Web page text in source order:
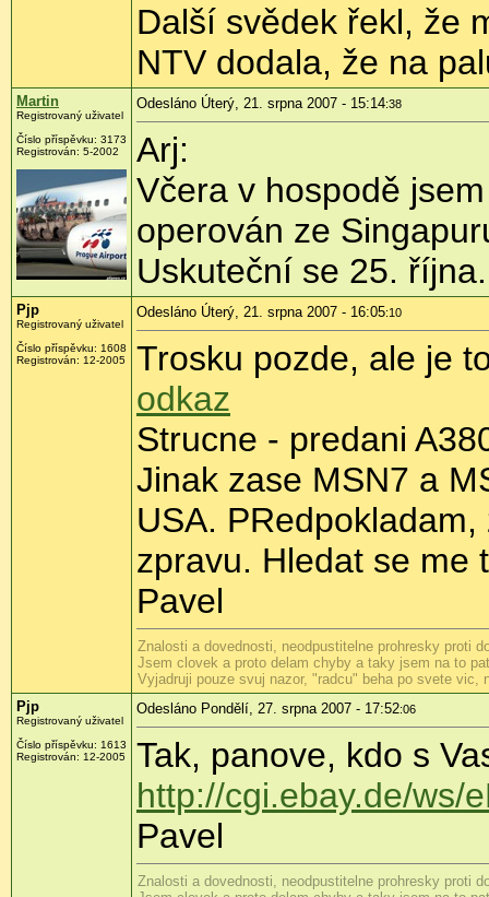
Další svědek řekl, že
NTV dodala, že na
Martin
Registrovaný uživatel
Číslo příspěvku: 3173
Registrován: 5-2002
Odesláno Úterý, 21. srpna 2007 - 15:14:38
Arj:
Včera v hospodě
operován ze
Uskuteční se 25. října.
Pjp
Registrovaný uživatel
Číslo příspěvku: 1608
Registrován: 12-2005
Odesláno Úterý, 21. srpna 2007 - 16:05:10
Trosku pozde, ale je
odkaz
Strucne - predani
Jinak zase MSN7 a
USA.
zpravu. Hledat se me
Pavel
Znalosti a dovednosti, neodpustitelne prohresky proti
Jsem clovek a proto delam chyby a taky jsem na to
Vyjadruji pouze svuj nazor, "radcu" beha po svete vic,
Pjp
Registrovaný uživatel
Číslo příspěvku: 1613
Registrován: 12-2005
Odesláno Pondělí, 27. srpna 2007 - 17:52:06
Tak, panove, kdo s
http://cgi.ebay.de/ws/
Pavel
Znalosti a dovednosti, neodpustitelne prohresky proti